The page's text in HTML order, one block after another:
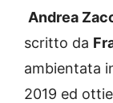
Andrea
scritto da
ambientata
2019 ed